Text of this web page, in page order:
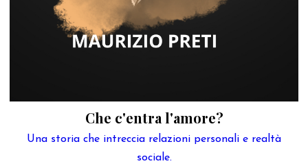
Che c'entra l'amore?
Una storia che intreccia relazioni personali e realtà
sociale.